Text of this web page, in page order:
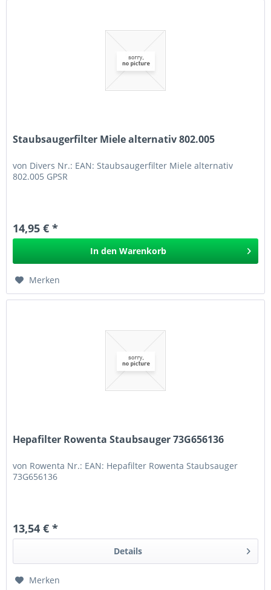
Staubsaugerfilter Miele alternativ 802.005
von Divers Nr.: EAN: Staubsaugerfilter Miele alternativ
802.005 GPSR
14,95 € *
In den Warenkorb
Merken
Hepafilter Rowenta Staubsauger 73G656136
von Rowenta Nr.: EAN: Hepafilter Rowenta Staubsauger
73G656136
13,54 € *
Details
Merken